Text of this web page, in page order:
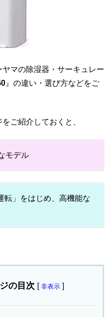
マの除湿器・サーキュレー
』の違い・選び方などをご
ご紹介しておくと、
モデル
転」をはじめ、高機能な
の目次 [ 非表示 ]